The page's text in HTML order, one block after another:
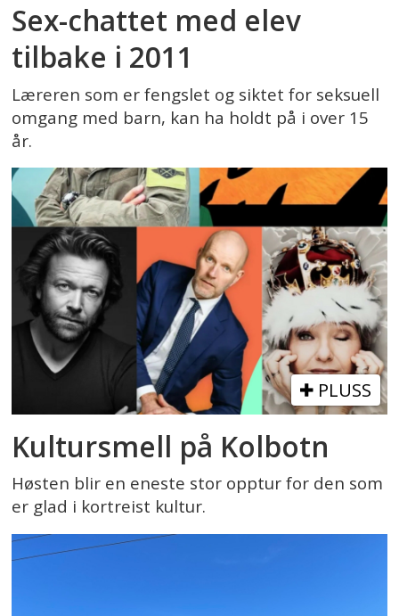
Sex-chattet med elev
tilbake i 2011
Læreren som er fengslet og siktet for seksuell
omgang med barn, kan ha holdt på i over 15
år.
PLUSS
Kultursmell på Kolbotn
Høsten blir en eneste stor opptur for den som
er glad i kortreist kultur.